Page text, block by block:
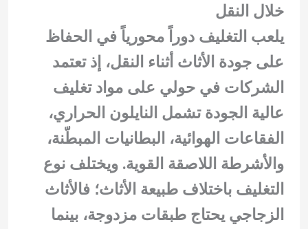
خلال النقل
يلعب التغليف دوراً محورياً في الحفاظ
على جودة الأثاث أثناء النقل، إذ تعتمد
الشركات في حولي على مواد تغليف
عالية الجودة تشمل النايلون الحراري،
الفقاعات الهوائية، البطانيات المبطّنة،
والأشرطة اللاصقة القوية. ويختلف نوع
التغليف باختلاف طبيعة الأثاث؛ فالأثاث
الزجاجي يحتاج طبقات مزدوجة، بينما